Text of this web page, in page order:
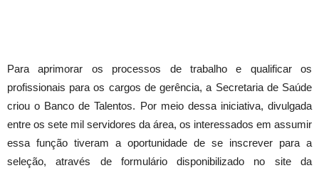
Para aprimorar os processos de trabalho e qualificar os
profissionais para os cargos de gerência, a Secretaria de Saúde
criou o Banco de Talentos. Por meio dessa iniciativa, divulgada
entre os sete mil servidores da área, os interessados em assumir
essa função tiveram a oportunidade de se inscrever para a
seleção, através de formulário disponibilizado no site da